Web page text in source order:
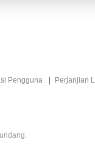
Pengguna Perjanjian